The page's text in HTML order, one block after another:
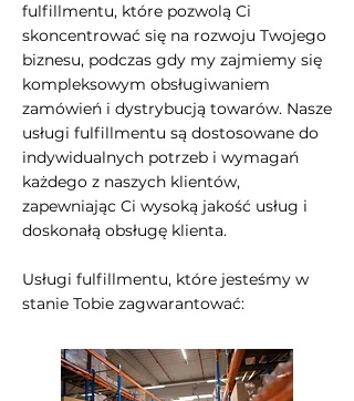
fulfillmentu, które pozwolą Ci
skoncentrować się na rozwoju Twojego
biznesu, podczas gdy my zajmiemy się
kompleksowym obsługiwaniem
zamówień i dystrybucją towarów. Nasze
usługi fulfillmentu są dostosowane do
indywidualnych potrzeb i wymagań
każdego z naszych klientów,
zapewniając Ci wysoką jakość usług i
doskonałą obsługę klienta.
Usługi fulfillmentu, które jesteśmy w
stanie Tobie zagwarantować: